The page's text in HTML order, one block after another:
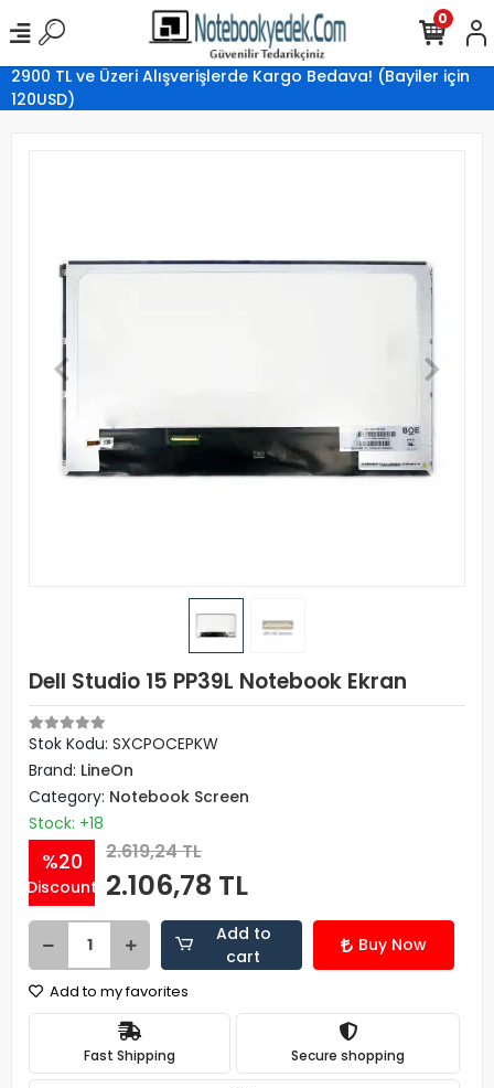
2900 TL ve Üzeri Alışverişlerde Kargo Bedava! (Bayiler için
120USD)
0
Dell Studio 15 PP39L Notebook Ekran
Stok Kodu: SXCPOCEPKW
Brand: LineOn
Category: Notebook Screen
Stock: +18
%20
Discount
2.619,24 TL
2.106,78 TL
Add to
cart
Buy Now
Add to my favorites
Fast Shipping Secure shopping